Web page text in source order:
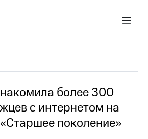
более 300
с интернетом на
поколение»